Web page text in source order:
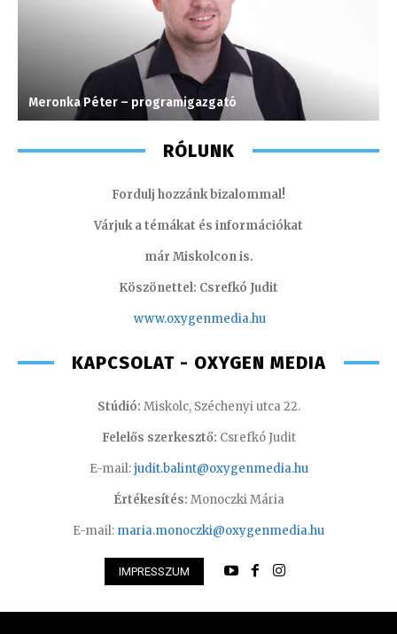
Meronka Péter – programigazgató
RÓLUNK
Fordulj hozzánk bizalommal!
Várjuk a témákat és információkat
már Miskolcon is.
Köszönettel: Csrefkó Judit
www.oxygenmedia.hu
KAPCSOLAT - OXYGEN MEDIA
Stúdió: Miskolc, Széchenyi utca 22.
Felelős szerkesztő: Csrefkó Judit
E-mail:judit.balint@oxygenmedia.hu
Értékesítés: Monoczki Mária
E-mail: maria.monoczki@oxygenmedia.hu
IMPRESSZUM